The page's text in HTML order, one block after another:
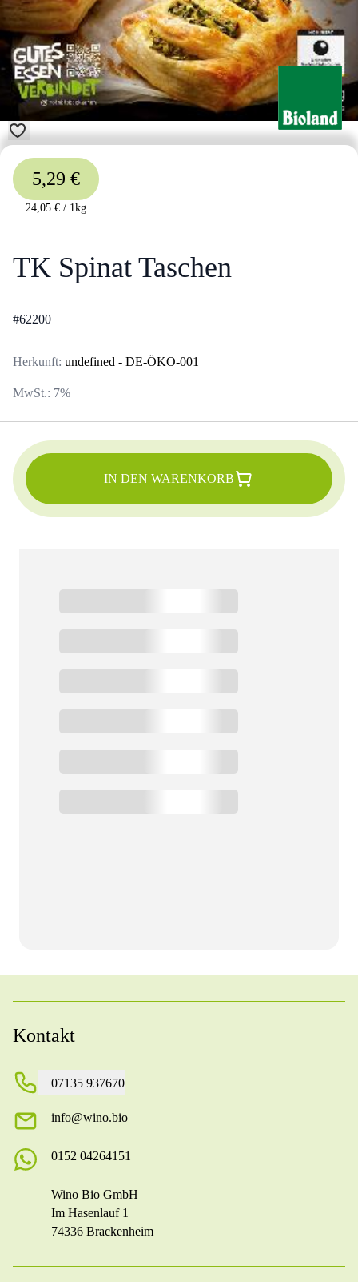
TK Spinat Taschen
#62200
Herkunft: undefined - DE-ÖKO-001
MwSt.: 7%
5,29 €
24,05 € / 1kg
IN DEN WARENKORB
Kontakt
07135 937670
info@wino.bio
0152 04264151
Wino Bio GmbH
Im Hasenlauf 1
74336 Brackenheim